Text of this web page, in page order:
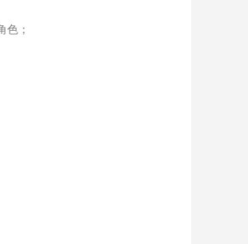
色；